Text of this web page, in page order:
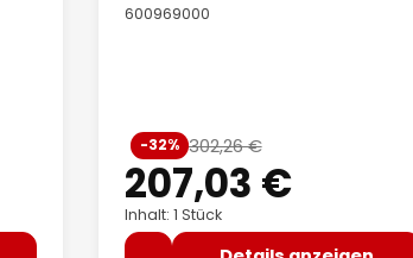
von 5 Sternen
600969000
Verkaufspreis:
207,03 €
Regulärer Preis:
302,26 €
-32%
Inhalt: 1 Stück